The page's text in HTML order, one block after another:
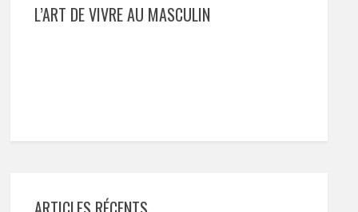
L’ART DE VIVRE AU MASCULIN